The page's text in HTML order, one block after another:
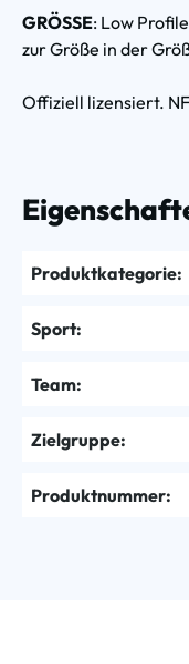
GRÖSSE: Low
zur Größe in der
Offiziell lizensiert.
Produktkategorie:
Sport:
Team:
Zielgruppe:
Produktnummer: